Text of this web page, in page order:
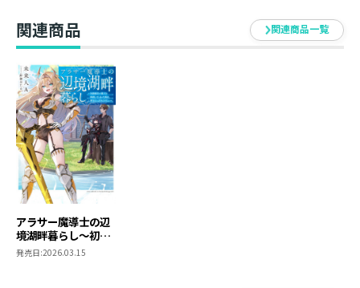
関連商品 関連商品一覧
アラサー魔導士の辺
境湖畔暮らし～初級
魔法で魔王を瞬殺し
発売日:2026.03.15